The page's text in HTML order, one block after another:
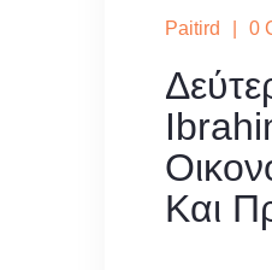
Paitird 0
Και